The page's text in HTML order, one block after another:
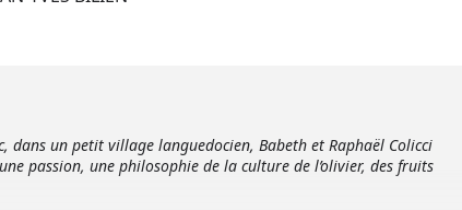
dans un petit village languedocien, Babeth et Raphaël Colicci
passion, une philosophie de la culture de l’olivier, des fruits